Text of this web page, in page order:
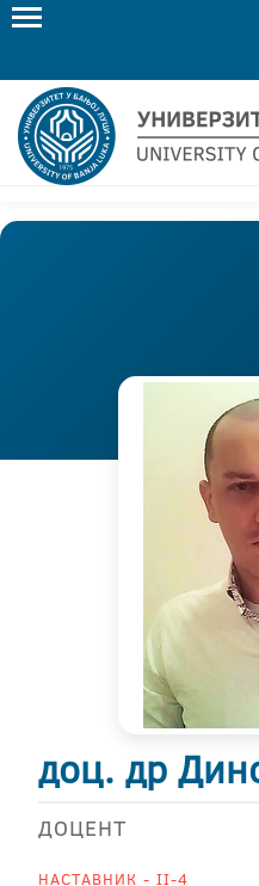
доц. др
ДОЦЕНТ
НАСТАВНИК - II-4